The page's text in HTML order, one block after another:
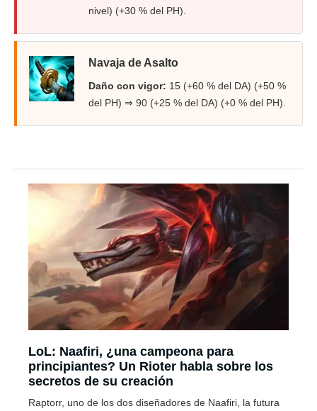
nivel) (+30 % del PH).
Navaja de Asalto
Daño con vigor: 15 (+60 % del DA) (+50 %
del PH) ⇒ 90 (+25 % del DA) (+0 % del PH).
LoL: Naafiri, ¿una campeona para
principiantes? Un Rioter habla sobre los
secretos de su creación
Raptorr, uno de los dos diseñadores de Naafiri, la futura